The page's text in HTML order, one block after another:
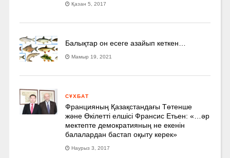
Қазан 5, 2017
Балықтар он есеге азайып кеткен…
Мамыр 19, 2021
СҰХБАТ
Францияның Қазақстандағы Төтенше
және Өкілетті елшісі Франсис Етьен: «…әр
мектепте демократияның не екенін
балалардан бастап оқыту керек»
Наурыз 3, 2017